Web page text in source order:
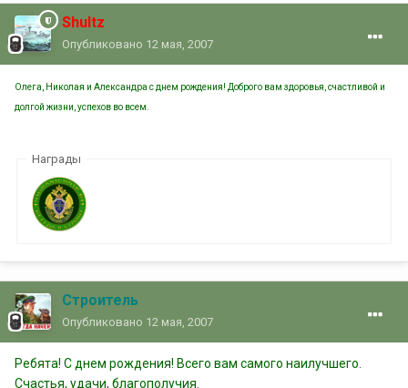
Shultz
Опубликовано 12 мая, 2007
Олега, Николая и Александра с днем рождения! Доброго вам здоровья, счастливой и
долгой жизни, успехов во всем.
Награды
Строитель
Опубликовано 12 мая, 2007
Ребята! С днем рождения! Всего вам самого наилучшего.
Счастья, удачи, благополучия.